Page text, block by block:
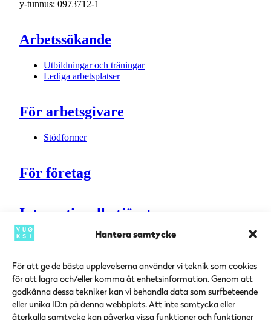
Hantera samtycke
För att ge de bästa upplevelserna använder vi teknik som cookies
för att lagra och/eller komma åt enhetsinformation. Genom att
godkänna dessa tekniker kan vi behandla data som surfbeteende
eller unika ID:n på denna webbplats. Att inte samtycka eller
återkalla samtycke kan påverka vissa funktioner och funktioner
y-tunnus: 0973712-1
Arbetssökande
Utbildningar och träningar
Lediga arbetsplatser
För arbetsgivare
Stödformer
För företag
Internationella tjänster
Kontaktuppgiftert
Aktuellt
Verksamhetspunkter
Servicepunkter